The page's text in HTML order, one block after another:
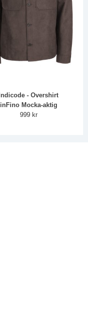
Indicode - Overshirt
inFino Mocka-aktig
999 kr